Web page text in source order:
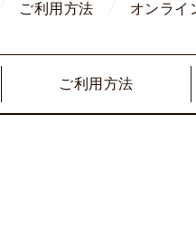
ご利用方法 オンライ
ご利用方法